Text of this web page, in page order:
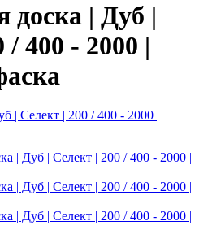
доска | Дуб |
/ 400 - 2000 |